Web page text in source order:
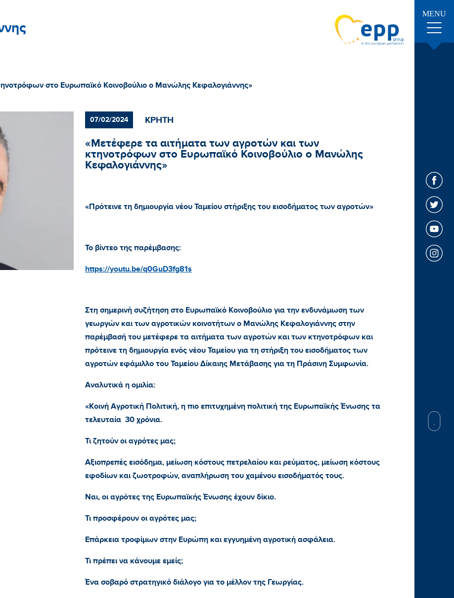
MENU
στο Ευρωπαϊκό Κοινοβούλιο ο Μανώλης Κεφαλογιάννης»
07/02/2024 ΚΡΗΤΗ
«Μετέφερε τα αιτήματα των αγροτών και των
κτηνοτρόφων στο Ευρωπαϊκό Κοινοβούλιο ο Μανώλης
Κεφαλογιάννης»
«Πρότεινε τη δημιουργία νέου Ταμείου στήριξης του εισοδήματος των αγροτών»
Το βίντεο της παρέμβασης:
https://youtu.be/q0GuD3fg81s
Στη σημερινή συζήτηση στο Ευρωπαϊκό Κοινοβούλιο για την ενδυνάμωση των
γεωργών και των αγροτικών κοινοτήτων ο Μανώλης Κεφαλογιάννης στην
παρέμβασή του μετέφερε τα αιτήματα των αγροτών και των κτηνοτρόφων και
πρότεινε τη δημιουργία ενός νέου Ταμείου για τη στήριξη του εισοδήματος των
αγροτών εφάμιλλο του Ταμείου Δίκαιης Μετάβασης για τη Πράσινη Συμφωνία.
Αναλυτικά η ομιλία:
«Κοινή Αγροτική Πολιτική, η πιο επιτυχημένη πολιτική της Ευρωπαϊκής Ένωσης τα
τελευταία 30 χρόνια.
Τι ζητούν οι αγρότες μας;
Αξιοπρεπές εισόδημα, μείωση κόστους πετρελαίου και ρεύματος, μείωση κόστους
εφοδίων και ζωοτροφών, αναπλήρωση του χαμένου εισοδήματός τους.
Ναι, οι αγρότες της Ευρωπαϊκής Ένωσης έχουν δίκιο.
Τι προσφέρουν οι αγρότες μας;
Επάρκεια τροφίμων στην Ευρώπη και εγγυημένη αγροτική ασφάλεια.
Τι πρέπει να κάνουμε εμείς;
Ένα σοβαρό στρατηγικό διάλογο για το μέλλον της Γεωργίας.